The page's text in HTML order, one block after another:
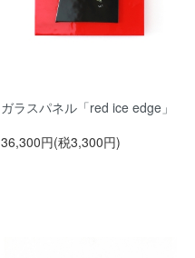
ガラスパネル「red ice edge」
36,300円(税3,300円)